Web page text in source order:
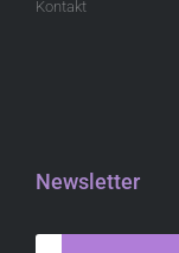
Kontakt
Newsletter